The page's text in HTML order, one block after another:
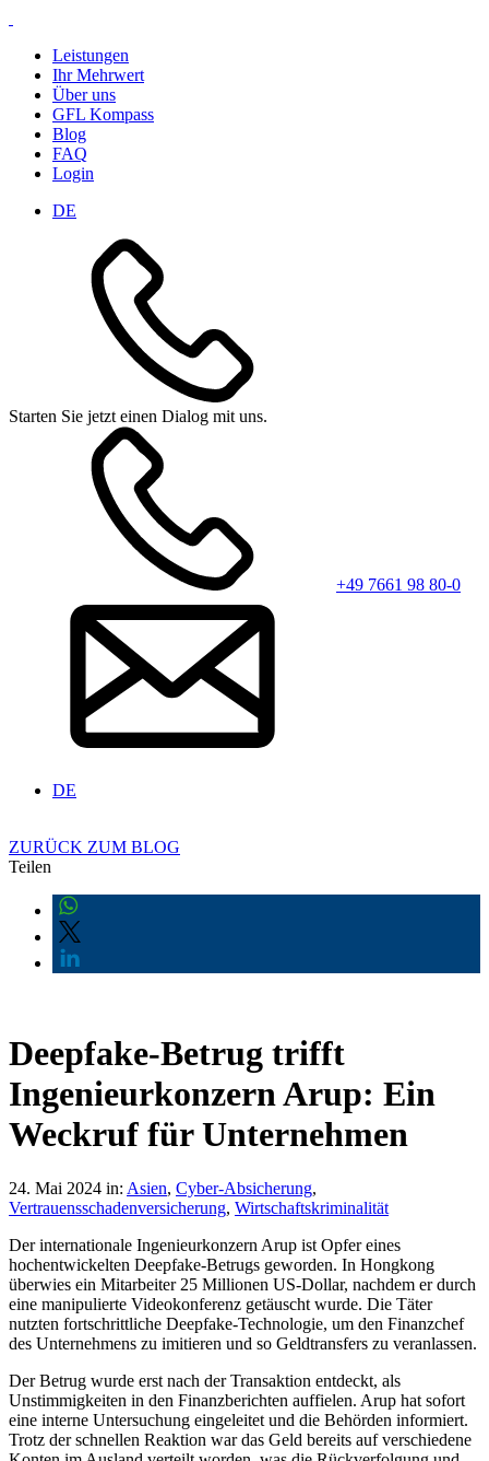
Leistungen
Ihr Mehrwert
Über uns
GFL Kompass
Blog
FAQ
Login
DE
Starten Sie jetzt einen Dialog mit uns.
+49 7661 98 80-0
DE
ZURÜCK ZUM BLOG
Teilen
Deepfake-Betrug trifft
Ingenieurkonzern Arup: Ein
Weckruf für Unternehmen
24. Mai 2024 in: Asien, Cyber-Absicherung,
Vertrauensschadenversicherung, Wirtschaftskriminalität
Der internationale Ingenieurkonzern Arup ist Opfer eines
hochentwickelten Deepfake-Betrugs geworden. In Hongkong
überwies ein Mitarbeiter 25 Millionen US-Dollar, nachdem er durch
eine manipulierte Videokonferenz getäuscht wurde. Die Täter
nutzten fortschrittliche Deepfake-Technologie, um den Finanzchef
des Unternehmens zu imitieren und so Geldtransfers zu veranlassen.
Der Betrug wurde erst nach der Transaktion entdeckt, als
Unstimmigkeiten in den Finanzberichten auffielen. Arup hat sofort
eine interne Untersuchung eingeleitet und die Behörden informiert.
Trotz der schnellen Reaktion war das Geld bereits auf verschiedene